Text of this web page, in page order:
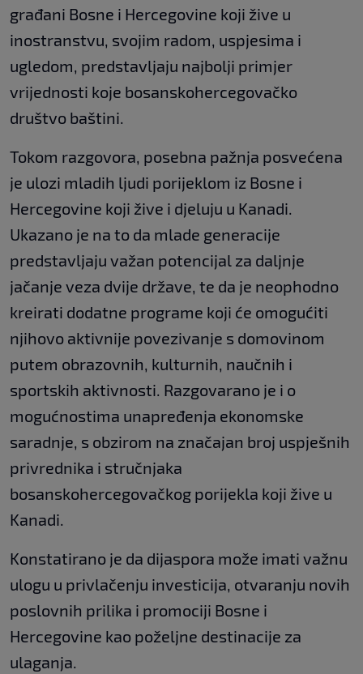
građani Bosne i Hercegovine koji žive u
inostranstvu, svojim radom, uspjesima i
ugledom, predstavljaju najbolji primjer
vrijednosti koje bosanskohercegovačko
društvo baštini.
Tokom razgovora, posebna pažnja posvećena
je ulozi mladih ljudi porijeklom iz Bosne i
Hercegovine koji žive i djeluju u Kanadi.
Ukazano je na to da mlade generacije
predstavljaju važan potencijal za daljnje
jačanje veza dvije države, te da je neophodno
kreirati dodatne programe koji će omogućiti
njihovo aktivnije povezivanje s domovinom
putem obrazovnih, kulturnih, naučnih i
sportskih aktivnosti. Razgovarano je i o
mogućnostima unapređenja ekonomske
saradnje, s obzirom na značajan broj uspješnih
privrednika i stručnjaka
bosanskohercegovačkog porijekla koji žive u
Kanadi.
Konstatirano je da dijaspora može imati važnu
ulogu u privlačenju investicija, otvaranju novih
poslovnih prilika i promociji Bosne i
Hercegovine kao poželjne destinacije za
ulaganja.